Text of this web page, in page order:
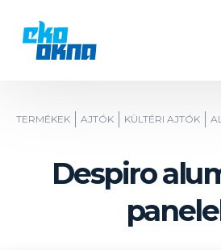
TERMÉKEK AJTÓK KÜLTÉRI AJTÓK
Despiro